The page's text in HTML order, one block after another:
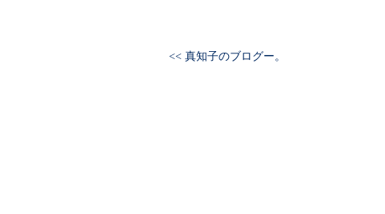
<< 真知子のブログー。